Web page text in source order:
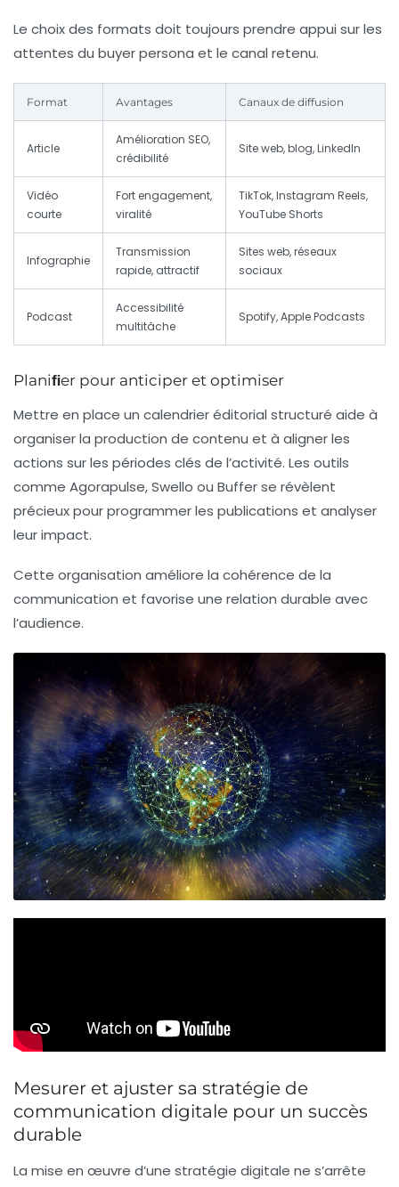
Le choix des formats doit toujours prendre appui sur les
attentes du buyer persona et le canal retenu.
Format Avantages Canaux de diffusion
Article
Amélioration SEO,
crédibilité
Site web, blog, LinkedIn
Vidéo
courte
Fort engagement,
viralité
TikTok, Instagram Reels,
YouTube Shorts
Infographie
Transmission
rapide, attractif
Sites web, réseaux
sociaux
Podcast
Accessibilité
multitâche
Spotify, Apple Podcasts
Planiﬁer pour anticiper et optimiser
Mettre en place un calendrier éditorial structuré aide à
organiser la production de contenu et à aligner les
actions sur les périodes clés de l’activité. Les outils
comme Agorapulse, Swello ou Buffer se révèlent
précieux pour programmer les publications et analyser
leur impact.
Cette organisation améliore la cohérence de la
communication et favorise une relation durable avec
l’audience.
Mesurer et ajuster sa stratégie de
communication digitale pour un succès
durable
La mise en œuvre d’une stratégie digitale ne s’arrête